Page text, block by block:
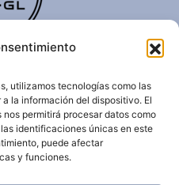
utilizamos tecnologías como las
la información del dispositivo. El
permitirá procesar datos como
identificaciones únicas en este
puede afectar
y funciones.
que una organización
calidad, seguridad,
o gestión.